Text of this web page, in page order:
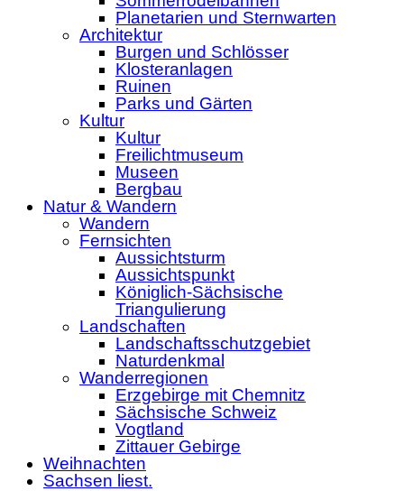
Planetarien und Sternwarten
Architektur
Burgen und Schlösser
Klosteranlagen
Ruinen
Parks und Gärten
Kultur
Kultur
Freilichtmuseum
Museen
Bergbau
Natur & Wandern
Wandern
Fernsichten
Aussichtsturm
Aussichtspunkt
Königlich-Sächsische
Triangulierung
Landschaften
Landschaftsschutzgebiet
Naturdenkmal
Wanderregionen
Erzgebirge mit Chemnitz
Sächsische Schweiz
Vogtland
Zittauer Gebirge
Weihnachten
Sachsen liest.